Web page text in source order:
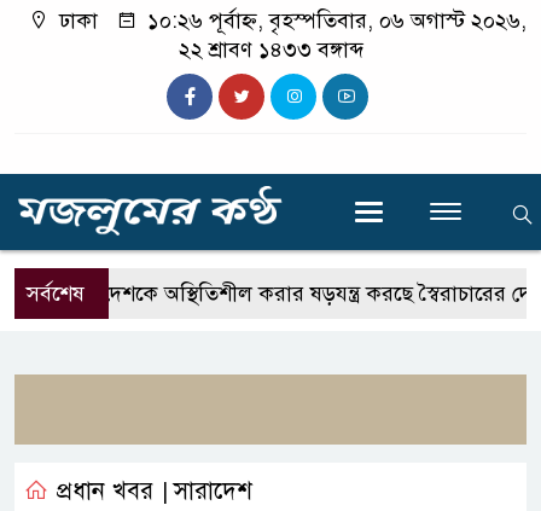
ঢাকা
১০:২৬ পূর্বাহ্ন, বৃহস্পতিবার, ০৬ অগাস্ট ২০২৬,
২২ শ্রাবণ ১৪৩৩ বঙ্গাব্দ
সর্বশেষদেশকে অস্থিতিশীল করার ষড়যন্ত্র করছে স্বৈরাচারের দোসররা-
প্রধান খবর |সারাদেশ